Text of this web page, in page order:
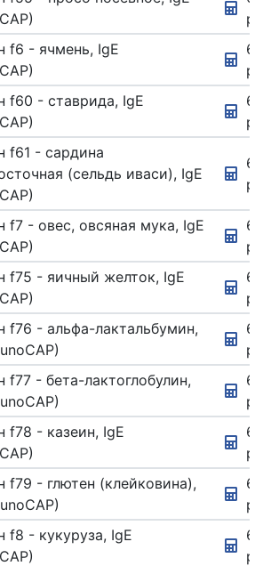
f6 - ячмень, IgE
f60 - ставрида, IgE
f61 - сардина
(сельдь иваси), IgE
f7 - овес, овсяная мука, IgE
f75 - яичный желток, IgE
f76 - альфа-лактальбумин,
f77 - бета-лактоглобулин,
f78 - казеин, IgE
f79 - глютен (клейковина),
f8 - кукуруза, IgE